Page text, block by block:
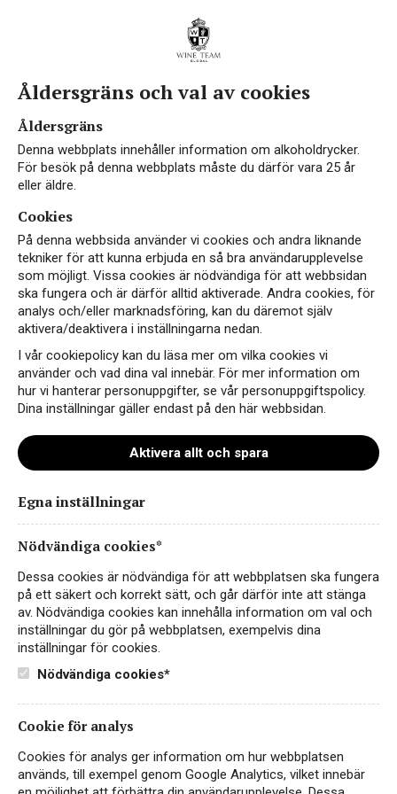
P.Lex_Reserva_2014
Instagram
Facebook
Åldersgräns och val av cookies
Åldersgräns
Denna webbplats innehåller information om alkoholdrycker.
För besök på denna webbplats måste du därför vara 25 år
eller äldre.
Cookies
På denna webbsida använder vi cookies och andra liknande
tekniker för att kunna erbjuda en så bra användarupplevelse
som möjligt. Vissa cookies är nödvändiga för att webbsidan
ska fungera och är därför alltid aktiverade. Andra cookies, för
analys och/eller marknadsföring, kan du däremot själv
aktivera/deaktivera i inställningarna nedan.
I vår cookiepolicy kan du läsa mer om vilka cookies vi
använder och vad dina val innebär. För mer information om
hur vi hanterar personuppgifter, se vår personuppgiftspolicy.
Dina inställningar gäller endast på den här webbsidan.
Aktivera allt och spara
Egna inställningar
Nödvändiga cookies*
Dessa cookies är nödvändiga för att webbplatsen ska fungera
på ett säkert och korrekt sätt, och går därför inte att stänga
av. Nödvändiga cookies kan innehålla information om val och
inställningar du gör på webbplatsen, exempelvis dina
inställningar för cookies.
Nödvändiga cookies*
Cookie för analys
Cookies för analys ger information om hur webbplatsen
används, till exempel genom Google Analytics, vilket innebär